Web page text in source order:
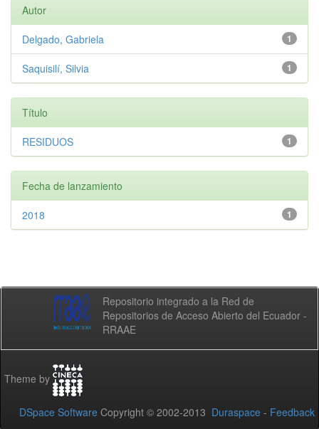
Autor
1
Delgado, Gabriela
1
Saquisilí, Silvia
Título
1
RESIDUOS
Fecha de lanzamiento
1
2018
Repositorio integrado a la Red de
Repositorios de Acceso Abierto del Ecuador -
RRAAE
Theme by
DSpace Software Copyright © 2002-2013 Duraspace - Feedback